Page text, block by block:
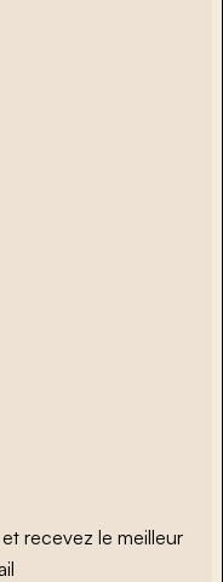
recevez le meilleur